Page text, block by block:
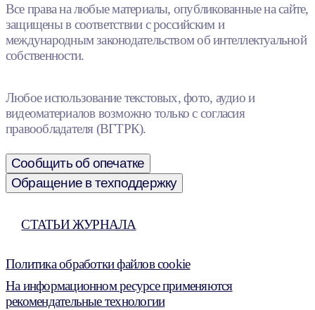
Все права на любые материалы, опубликованные на сайте,
защищены в соответствии с российским и
международным законодательством об интеллектуальной
собственности.
Любое использование текстовых, фото, аудио и
видеоматериалов возможно только с согласия
правообладателя (ВГТРК).
Сообщить об опечатке
Обращение в техподдержку
СТАТЬИ ЖУРНАЛА
Политика обработки файлов cookie
На информационном ресурсе применяются
рекомендательные технологии